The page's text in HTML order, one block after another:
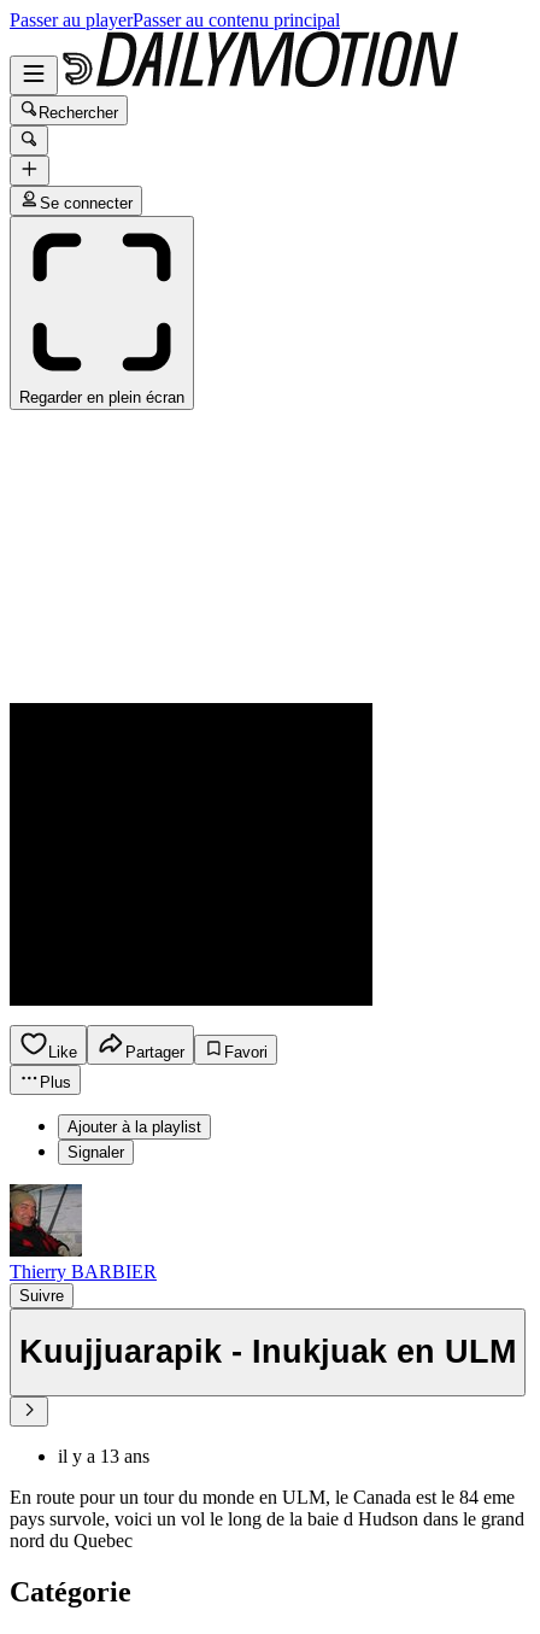
Passer au playerPasser au contenu principal
Rechercher
Se connecter
Regarder en plein écran
Like Partager
Favori
Plus
Ajouter à la playlist
Signaler
Thierry BARBIER
Suivre
Kuujjuarapik - Inukjuak en ULM
il y a 13 ans
En route pour un tour du monde en ULM, le Canada est le 84 eme
pays survole, voici un vol le long de la baie d Hudson dans le grand
nord du Quebec
Catégorie